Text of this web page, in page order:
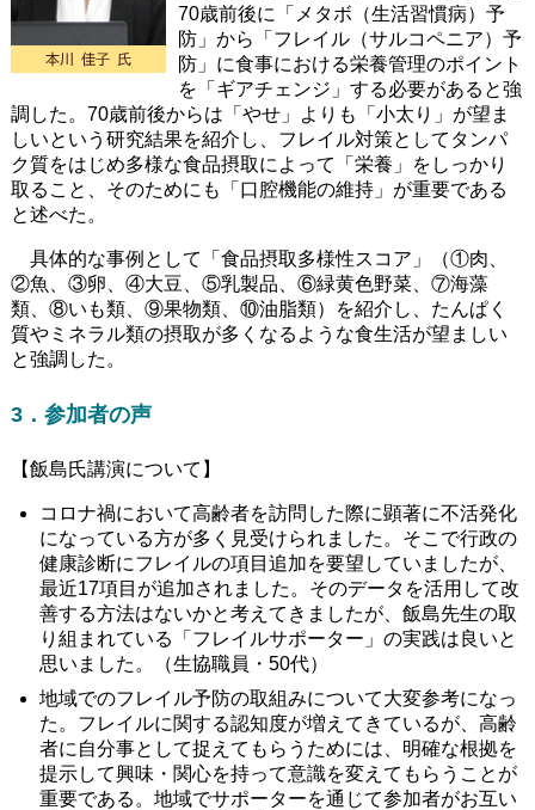
70歳前後に「メタボ（生活習慣病）予
防」から「フレイル（サルコペニア）予
防」に食事における栄養管理のポイント
を「ギアチェンジ」する必要があると強
調した。70歳前後からは「やせ」よりも「小太り」が望ま
しいという研究結果を紹介し、フレイル対策としてタンパ
ク質をはじめ多様な食品摂取によって「栄養」をしっかり
取ること、そのためにも「口腔機能の維持」が重要である
と述べた。
具体的な事例として「食品摂取多様性スコア」（①肉、
②魚、③卵、④大豆、⑤乳製品、⑥緑黄色野菜、⑦海藻
類、⑧いも類、⑨果物類、⑩油脂類）を紹介し、たんぱく
質やミネラル類の摂取が多くなるような食生活が望ましい
と強調した。
3．参加者の声
【飯島氏講演について】
コロナ禍において高齢者を訪問した際に顕著に不活発化
になっている方が多く見受けられました。そこで行政の
健康診断にフレイルの項目追加を要望していましたが、
最近17項目が追加されました。そのデータを活用して改
善する方法はないかと考えてきましたが、飯島先生の取
り組まれている「フレイルサポーター」の実践は良いと
思いました。（生協職員・50代）
地域でのフレイル予防の取組みについて大変参考になっ
た。フレイルに関する認知度が増えてきているが、高齢
者に自分事として捉えてもらうためには、明確な根拠を
提示して興味・関心を持って意識を変えてもらうことが
重要である。地域でサポーターを通じて参加者がお互い